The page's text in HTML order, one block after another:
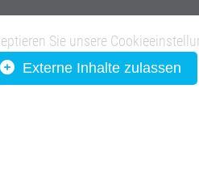
Sie unsere
Externe Inhalte zulassen